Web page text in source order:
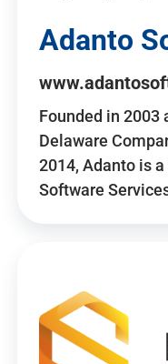
Adanto
Founded in 2003
Delaware
2014, Adanto is
Software